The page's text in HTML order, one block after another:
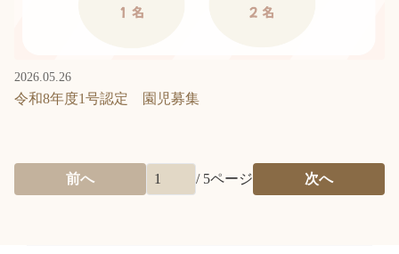
2026.05.26
令和8年度1号認定 園児募集
前へ / 5ページ 次へ